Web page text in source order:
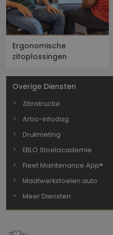
Ergonomische
zitoplossingen
Overige Diensten
Zitinstructie
Arbo-infodag
Drukmeting
EBLO Stoelacademie
Fleet Maintenance App®
Maatwerkstoelen auto
Meer Diensten